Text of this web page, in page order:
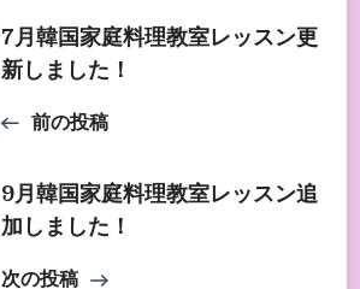
7月韓国家庭料理教室レッスン更
新しました！
前の投稿
9月韓国家庭料理教室レッスン追
加しました！
次の投稿